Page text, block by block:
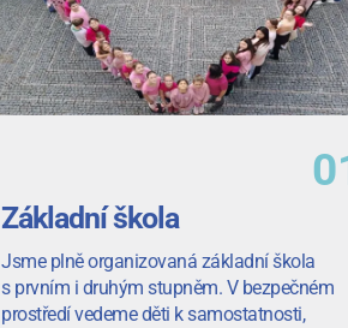
Základní škola
Jsme plně organizovaná základní škola
s prvním i druhým stupněm. V bezpečném
prostředí vedeme děti k samostatnosti,